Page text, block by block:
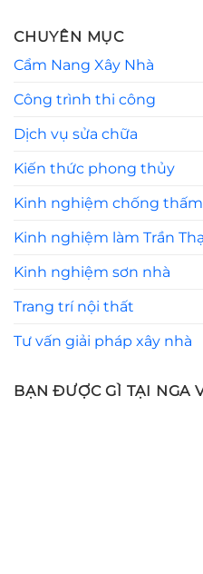
CHUYÊN MỤC
Cẩm Nang Xây Nhà
Công trình thi công
Dịch vụ sửa chữa
Kiến thức phong thủy
Kinh nghiệm chống thấm
Kinh nghiệm làm Trần
Kinh nghiệm sơn nhà
Trang trí nội thất
Tư vấn giải pháp xây nhà
BẠN ĐƯỢC GÌ TẠI NGA